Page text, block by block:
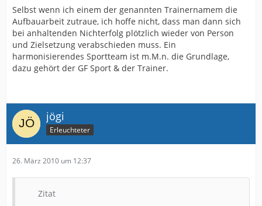
Selbst wenn ich einem der genannten Trainernamem die
Aufbauarbeit zutraue, ich hoffe nicht, dass man dann sich
bei anhaltenden Nichterfolg plötzlich wieder von Person
und Zielsetzung verabschieden muss. Ein
harmonisierendes Sportteam ist m.M.n. die Grundlage,
dazu gehört der GF Sport & der Trainer.
jögi
Erleuchteter
26. März 2010 um 12:37
Zitat